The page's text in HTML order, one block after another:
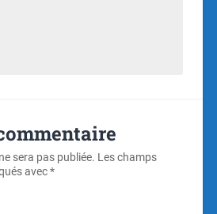
sera pas publiée. Les champs
avec*